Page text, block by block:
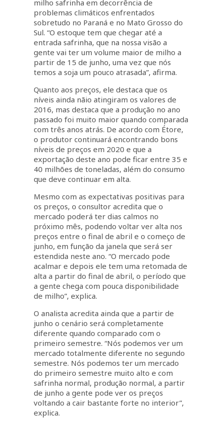
milho safrinha em decorrência de
problemas climáticos enfrentados
sobretudo no Paraná e no Mato Grosso do
Sul. “O estoque tem que chegar até a
entrada safrinha, que na nossa visão a
gente vai ter um volume maior de milho a
partir de 15 de junho, uma vez que nós
temos a soja um pouco atrasada”, afirma.
Quanto aos preços, ele destaca que os
níveis ainda nãio atingiram os valores de
2016, mas destaca que a produção no ano
passado foi muito maior quando comparada
com três anos atrás. De acordo com Étore,
o produtor continuará encontrando bons
níveis de preços em 2020 e que a
exportação deste ano pode ficar entre 35 e
40 milhões de toneladas, além do consumo
que deve continuar em alta.
Mesmo com as expectativas positivas para
os preços, o consultor acredita que o
mercado poderá ter dias calmos no
próximo mês, podendo voltar ver alta nos
preços entre o final de abril e o começo de
junho, em função da janela que será ser
estendida neste ano. “O mercado pode
acalmar e depois ele tem uma retomada de
alta a partir do final de abril, o período que
a gente chega com pouca disponibilidade
de milho”, explica.
O analista acredita ainda que a partir de
junho o cenário será completamente
diferente quando comparado com o
primeiro semestre. “Nós podemos ver um
mercado totalmente diferente no segundo
semestre. Nós podemos ter um mercado
do primeiro semestre muito alto e com
safrinha normal, produção normal, a partir
de junho a gente pode ver os preços
voltando a cair bastante forte no interior”,
explica.